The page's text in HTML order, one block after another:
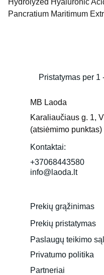
Hydrolyzed Hyaluronic
Pancratium Maritimum
MB Laoda
Karaliaučiaus g. 1,
(atsiėmimo punktas)
Kontaktai:
+37068443580
info@laoda.lt
Paslaugų teikimo
Prekių grąžinimas
Prekių pristatymas
Privatumo politika
Pristatymas per 1
Partneriai